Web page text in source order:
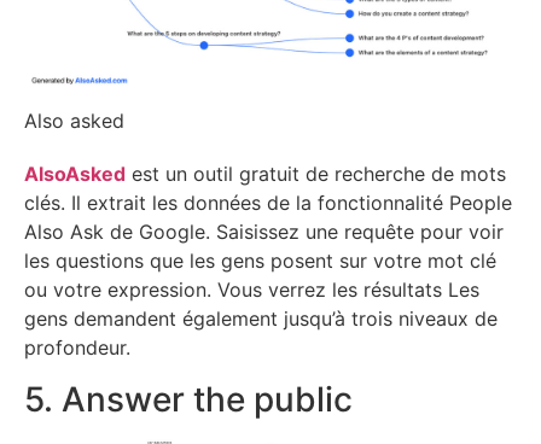
Also asked
AlsoAsked est un outil gratuit de recherche de mots
clés. Il extrait les données de la fonctionnalité People
Also Ask de Google. Saisissez une requête pour voir
les questions que les gens posent sur votre mot clé
ou votre expression. Vous verrez les résultats Les
gens demandent également jusqu’à trois niveaux de
profondeur.
5. Answer the public